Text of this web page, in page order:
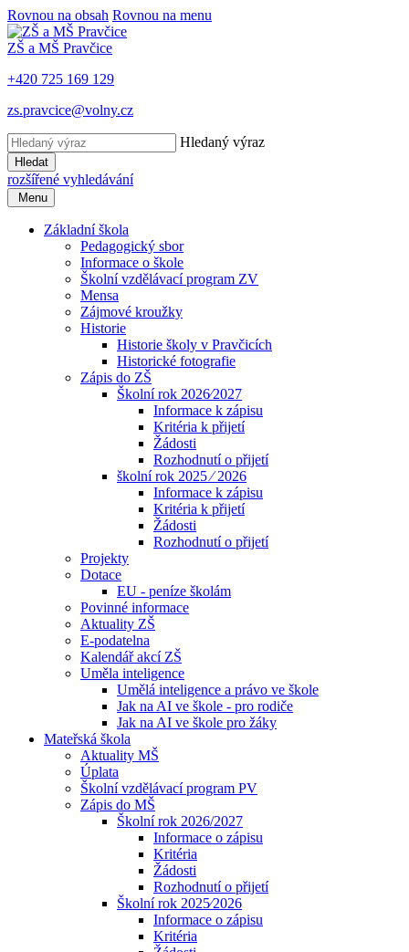
Rovnou na obsah Rovnou na menu
ZŠ a MŠ Pravčice
+420 725 169 129
zs.pravcice@volny.cz
Hledaný výraz
Hledat
rozšířené vyhledávání
Menu
Základní škola
Pedagogický sbor
Informace o škole
Školní vzdělávací program ZV
Mensa
Zájmové kroužky
Historie
Historie školy v Pravčicích
Historické fotografie
Zápis do ZŠ
Školní rok 2026⁄2027
Informace k zápisu
Kritéria k přijetí
Žádosti
Rozhodnutí o přijetí
školní rok 2025 ⁄ 2026
Informace k zápisu
Kritéria k přijetí
Žádosti
Rozhodnutí o přijetí
Projekty
Dotace
EU - peníze školám
Povinné informace
Aktuality ZŠ
E-podatelna
Kalendář akcí ZŠ
Uměla inteligence
Umělá inteligence a právo ve škole
Jak na AI ve škole - pro rodiče
Jak na AI ve škole pro žáky
Mateřská škola
Aktuality MŠ
Úplata
Školní vzdělávací program PV
Zápis do MŠ
Školní rok 2026/2027
Informace o zápisu
Kritéria
Žádosti
Rozhodnutí o přijetí
Školní rok 2025⁄2026
Informace o zápisu
Kritéria